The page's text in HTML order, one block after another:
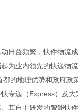
日益频繁，快件物流
为业内领先的快递物
的地理优势和政府
专递（Express）及
其自主研发的智能快